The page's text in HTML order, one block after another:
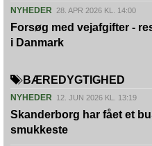
NYHEDER 28. APR 2026 KL. 14:00
Forsøg med vejafgifter -
i Danmark
BÆREDYGTIGHED
NYHEDER 12. JUN 2026 KL. 13:19
Skanderborg har fået et
smukkeste